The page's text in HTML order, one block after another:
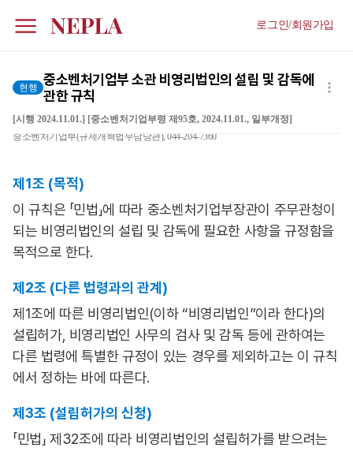
로그인/회원가입
현행 중소벤처기업부 소관 비영리법인의 설립 및 감독에
관한 규칙
[시행 2024.11.01.] [중소벤처기업부령 제95호, 2024.11.01., 일부개정]
중소벤처기업부(규제개혁법무담당관), 044-204-7360
제1조 (목적)
이 규칙은 「민법」에 따라 중소벤처기업부장관이 주무관청이
되는 비영리법인의 설립 및 감독에 필요한 사항을 규정함을
목적으로 한다.
제2조 (다른 법령과의 관계)
제1조에 따른 비영리법인(이하 “비영리법인”이라 한다)의
설립허가, 비영리법인 사무의 검사 및 감독 등에 관하여는
다른 법령에 특별한 규정이 있는 경우를 제외하고는 이 규칙
에서 정하는 바에 따른다.
제3조 (설립허가의 신청)
「민법」 제32조에 따라 비영리법인의 설립허가를 받으려는